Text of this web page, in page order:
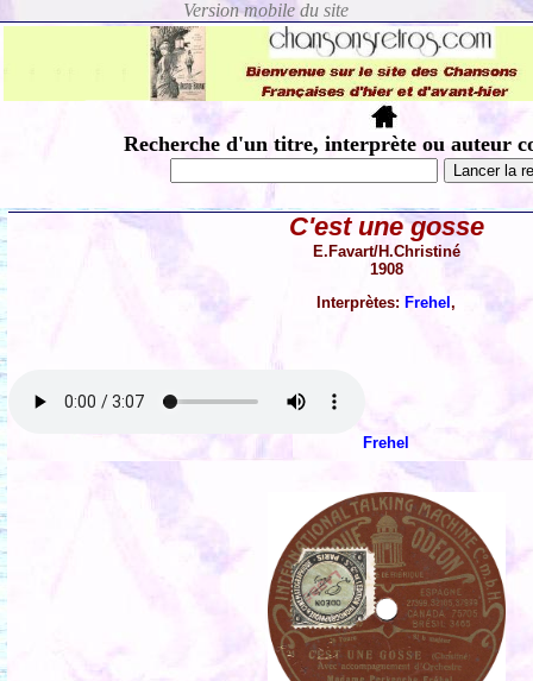
Recherche d'un titre, interprète ou auteur
C'est une gosse
E.Favart/H.Christiné
1908
Interprètes: Frehel,
Frehel